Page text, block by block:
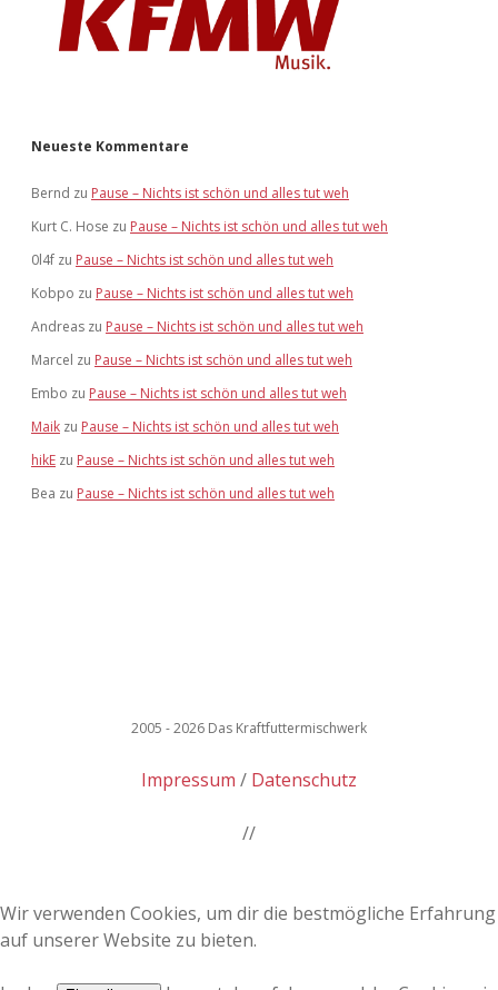
Neueste Kommentare
Bernd zu Pause – Nichts ist schön und alles tut weh
Kurt C. Hose zu Pause – Nichts ist schön und alles tut weh
0l4f zu Pause – Nichts ist schön und alles tut weh
Kobpo zu Pause – Nichts ist schön und alles tut weh
Andreas zu Pause – Nichts ist schön und alles tut weh
Marcel zu Pause – Nichts ist schön und alles tut weh
Embo zu Pause – Nichts ist schön und alles tut weh
Maik zu Pause – Nichts ist schön und alles tut weh
hikE zu Pause – Nichts ist schön und alles tut weh
Bea zu Pause – Nichts ist schön und alles tut weh
2005 - 2026 Das Kraftfuttermischwerk
Impressum Datenschutz
//
Wir verwenden Cookies, um dir die bestmögliche Erfahrung
auf unserer Website zu bieten.